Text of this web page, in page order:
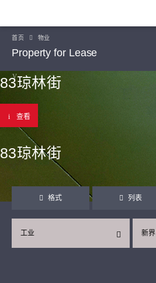
首页 物业
Property for Lease
83琼林街
查看
83琼林街
格式 列表
新界
工业